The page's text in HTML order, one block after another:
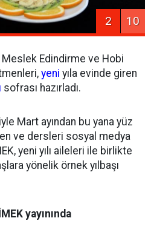
2 10
Edindirme ve Hobi
yeni yıla evinde giren
sofrası hazırladı.
Mart ayından bu yana yüz
ve dersleri sosyal medya
yeni yılı aileleri ile birlikte
yönelik örnek yılbaşı
yayınında